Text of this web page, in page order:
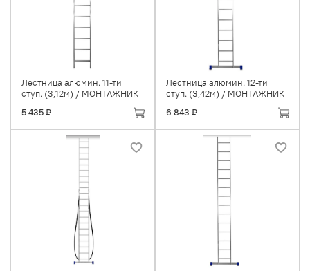
Лестница алюмин. 11-ти
ступ. (3,12м) / МОНТАЖНИК
5 435 ₽
Лестница алюмин. 12-ти
ступ. (3,42м) / МОНТАЖНИК
6 843 ₽